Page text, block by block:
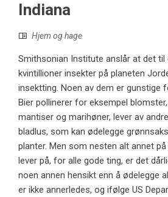
Indiana
Hjem og hage
Smithsonian Institute anslår at det til
kvintillioner insekter på planeten
insektting. Noen av dem er gunstige
Bier pollinerer for eksempel
mantiser og marihøner, lever av
bladlus, som kan ødelegge
planter. Men som nesten alt annet
lever på, for alle gode ting, er det
noen annen hensikt enn å ødelegge
er ikke annerledes, og ifølge US